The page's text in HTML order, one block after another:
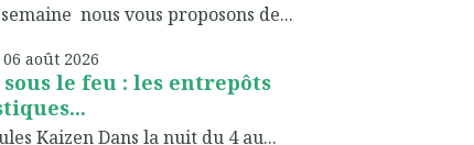
nous vous proposons de...
06 août 2026
le feu : les entrepôts
Kaizen Dans la nuit du 4 au...